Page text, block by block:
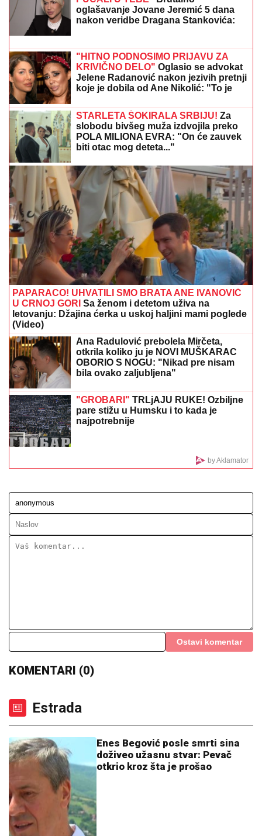
SANJA GRUJIĆ JE DRUGA OSOBA!Pokazala šta
radi posle raskida sa Markom: Odavde NE IZLAZI,
promene na njoj bodu oči (FOTO)
"ŽELIM BEBU"
progovorila o svadbi, renoviranju
kuće, zašto je pristala na rijaliti i
obnaživanje: "Išla sam roditeljima da
kažem da odustajem"
"ZATO JE I BIVŠI"Jovana Jeremić se
uskoro udaje za Tigra, a OVO je razlog
zbog kojeg se razvela od prvog muža:
"Htela sam više i bolje"
RAZBIJENA ŠOFERKA, STAKLO I ISEČENA RUKA
Asmin i Maja se nakon skandala snimili u kolima:
"Moja jedina ljubav"
TAMARA ĐURIĆ DAJE 560.000 EVRA
i on to uradio za mene", ovo su svi
detalji
SKANDAL NA BALKANU!
je pao u Bugarskoj – Ambasador HITNO POZVAN NA
"HITNO PODNOSIMO PRIJAVU ZA
KRIVIČNO DELO"
Jelene Radanović nakon jezivih pretnji
sramno"
STARLETA ŠOKIRALA SRBIJU!Za
slobodu bivšeg muža izdvojila preko
biti otac mog deteta..."